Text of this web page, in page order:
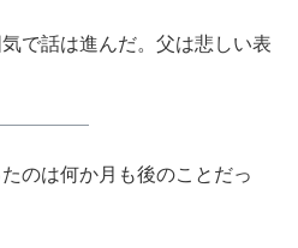
で話は進んだ。父は悲しい表
のは何か月も後のことだっ